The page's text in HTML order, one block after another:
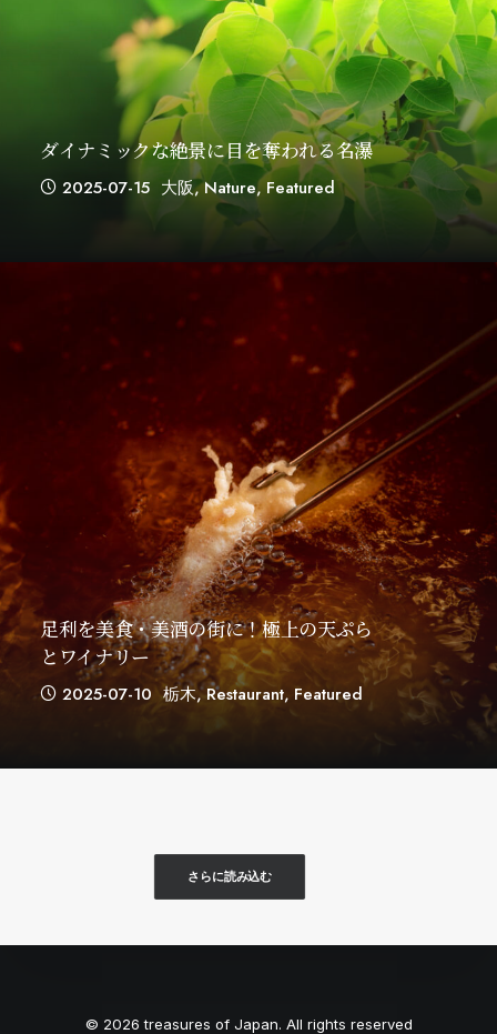
ダイナミックな絶景に目を奪われる名瀑
2025-07-15 大阪,Nature, Featured
足利を美食・美酒の街に！極上の天ぷら
とワイナリー
2025-07-10 栃木,Restaurant, Featured
さらに読み込む
© 2026 treasures of Japan. All rights reserved